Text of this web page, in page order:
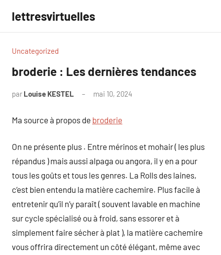
contenu
lettresvirtuelles
Uncategorized
broderie : Les dernières tendances
par Louise KESTEL mai 10, 2024
Ma source à propos de broderie
On ne présente plus . Entre mérinos et mohair ( les plus
répandus ) mais aussi alpaga ou angora, il y en a pour
tous les goûts et tous les genres. La Rolls des laines,
c’est bien entendu la matière cachemire. Plus facile à
entretenir qu’il n’y paraît ( souvent lavable en machine
sur cycle spécialisé ou à froid, sans essorer et à
simplement faire sécher à plat ), la matière cachemire
vous offrira directement un côté élégant, même avec